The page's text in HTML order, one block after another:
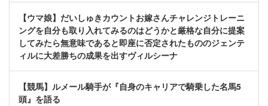
【ウマ娘】だいしゅきカウントお嫁さんチャレンジトレーニ
ングを自分も取り入れてみるのはどうかと厳格な自分に提案
してみたら無意味であると即座に否定されたもののジェンテ
ィルに大差勝ちの成果を出すヴィルシーナ
【競馬】ルメール騎手が『自身のキャリアで騎乗した名馬5
頭』を語る